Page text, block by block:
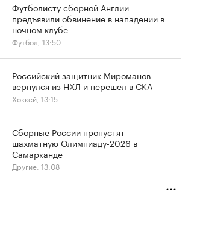
Футболисту сборной Англии
предъявили обвинение в нападении в
ночном клубе
Футбол, 13:50
Российский защитник Мироманов
вернулся из НХЛ и перешел в СКА
Хоккей, 13:15
Сборные России пропустят
шахматную Олимпиаду-2026 в
Самарканде
Другие, 13:08